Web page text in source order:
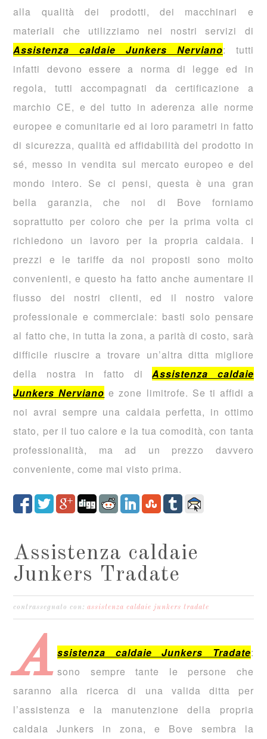
alla qualità dei prodotti, dei macchinari e
materiali che utilizziamo nei nostri servizi di
Assistenza caldaie Junkers Nerviano: tutti
infatti devono essere a norma di legge ed in
regola, tutti accompagnati da certificazione a
marchio CE, e del tutto in aderenza alle norme
europee e comunitarie ed ai loro parametri in fatto
di sicurezza, qualità ed affidabilità del prodotto in
sé, messo in vendita sul mercato europeo e del
mondo intero. Se ci pensi, questa è una gran
bella garanzia, che noi di Bove forniamo
soprattutto per coloro che per la prima volta ci
richiedono un lavoro per la propria caldaia. I
prezzi e le tariffe da noi proposti sono molto
convenienti, e questo ha fatto anche aumentare il
flusso dei nostri clienti, ed il nostro valore
professionale e commerciale: basti solo pensare
al fatto che, in tutta la zona, a parità di costo, sarà
difficile riuscire a trovare un’altra ditta migliore
della nostra in fatto diAssistenza caldaie
Junkers Nerviano e zone limitrofe. Se ti affidi a
noi avrai sempre una caldaia perfetta, in ottimo
stato, per il tuo calore e la tua comodità, con tanta
professionalità, ma ad un prezzo davvero
conveniente, come mai visto prima.
Assistenza caldaie
Junkers Tradate
contrassegnato con:assistenza caldaie junkers tradate
A ssistenza caldaie Junkers Tradate:
sono sempre tante le persone che
saranno alla ricerca di una valida ditta per
l’assistenza e la manutenzione della propria
caldaia Junkers in zona, e Bove sembra la